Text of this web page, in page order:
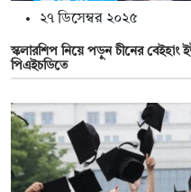
২৭ ডিসেম্বর ২০২৫
স্কলারশিপ নিয়ে পড়ুন চীনের বেইহাং
পিএইচডিতে